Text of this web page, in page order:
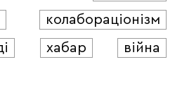
колабораціонізм
хабар війна